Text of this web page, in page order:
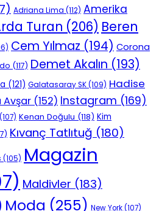
Adriana Lima (112) Amerika
Turan (206) Beren
Cem Yılmaz (194) Corona
(117) Demet Akalın (193)
(121) Galatasaray SK(109) Hadise
Avşar (152) Instagram (169)
(107) Kenan Doğulu (118) Kim
Kıvanç Tatlıtuğ (180)
(105) Magazin
Maldivler (183)
Moda (255) New York(107)